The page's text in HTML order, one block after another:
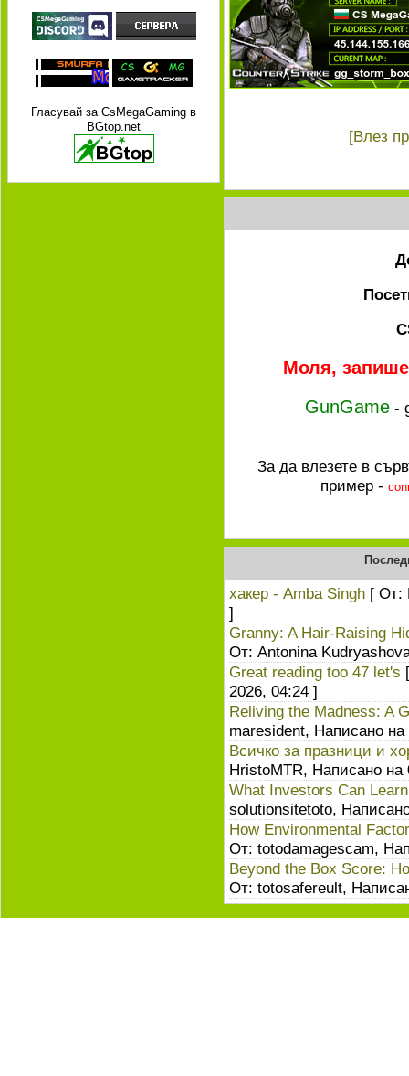
Гласувай за CsMegaGaming в
BGtop.net
[Влез
Моля,
GunGame -
За да влезете в
пример -
хакер - Amba Singh [ От:
]
Granny: A Hair-Raising
От: Antonina
Great reading too 47 let's
2026, 04:24 ]
Reliving the Madness: A
maresident, Написано
Всичко за празници и
HristoMTR, Написано
What Investors Can
solutionsitetoto,
How Environmental
От: totodamagescam,
Beyond the Box Score:
От: totosafereult,